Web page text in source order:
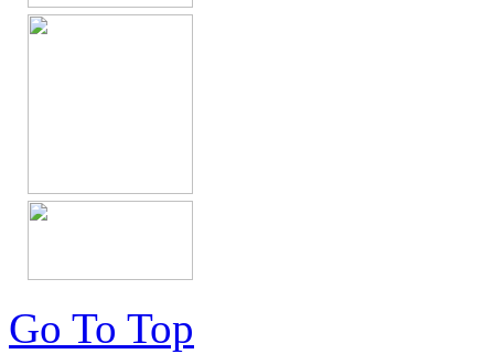
Go To Top